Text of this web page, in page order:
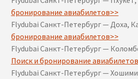
бронирование авиабилетов>>
Flydubai Санкт-Петербург — Доха,
бронирование авиабилетов>>
Flydubai Санкт-Петербург —
Поиск и бронирование
Flydubai Санкт-Петербург —